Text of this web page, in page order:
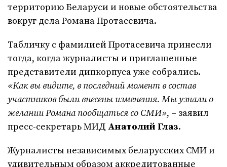
территорию Беларуси и новые обстоятельства
вокруг дела Романа Протасевича.
Табличку с фамилией Протасевича принесли
тогда, когда журналисты и приглашенные
представители дипкорпуса уже собрались.
«Как вы видите, в последний момент в состав
участников были внесены изменения. Мы узнали о
желании Романа пообщаться со СМИ», – заявил
пресс-секретарь МИД Анатолий Глаз.
Журналисты независимых беларусских СМИ и
удивительным образом аккредитованные